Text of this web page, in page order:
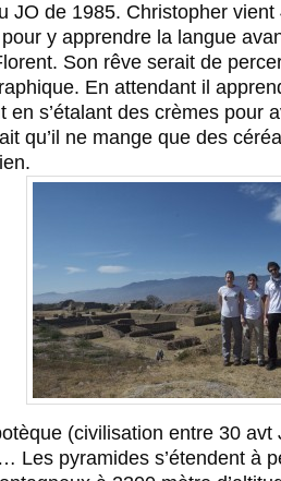
JO de 1985. Christopher
y apprendre la langue
Son rêve serait de
En attendant il
en s’étalant des crèmes pour
qu’il ne mange que des
(civilisation entre 30 avt
Les pyramides s’étendent à